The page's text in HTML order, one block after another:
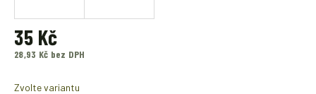
35 Kč
28,93 Kč bez DPH
cena:
Zvolte variantu